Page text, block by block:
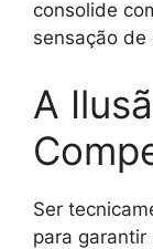
consolide
sensação
A
Ser
para